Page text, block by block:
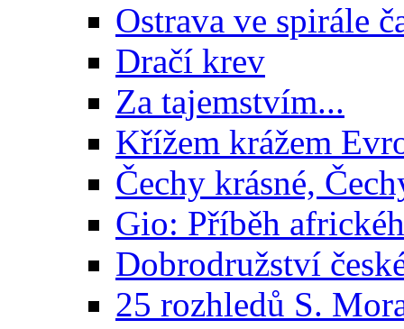
Ostrava ve spirále
Dračí krev
Za tajemstvím...
Křížem krážem
Čechy krásné,
Gio: Příběh
Dobrodružství
25 rozhledů S.